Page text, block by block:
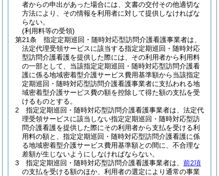
者からの申出があった場合には、文書の交付その他適切な
方法により、その情報を利用者に対して提供しなければな
らない。
(利用料等の受領)
第21条
指定定期巡回・随時対応型訪問介護看護事業者は、
法定代理受領サービスに該当する指定定期巡回・随時対応
型訪問介護看護を提供した際には、その利用者から利用料
の一部として、当該指定定期巡回・随時対応型訪問介護看
護に係る地域密着型介護サービス費用基準額から当該指定
定期巡回・随時対応型訪問介護看護事業者に支払われる地
域密着型介護サービス費の額を控除して得た額の支払を受
けるものとする。
2
指定定期巡回・随時対応型訪問介護看護事業者は、法定代
理受領サービスに該当しない指定定期巡回・随時対応型訪
問介護看護を提供した際にその利用者から支払を受ける利
用料の額と、指定定期巡回・随時対応型訪問介護看護に係
る地域密着型介護サービス費用基準額との間に、不合理な
差額が生じないようにしなければならない。
3
指定定期巡回・随時対応型訪問介護看護事業者は、 前2項
の支払を受ける額のほか、利用者の選定により通常の事業